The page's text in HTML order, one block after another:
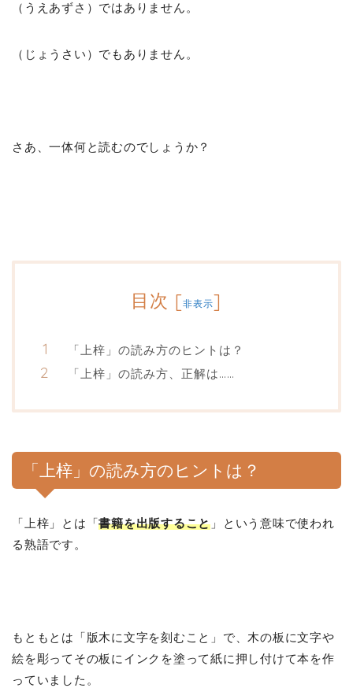
（うえあずさ）ではありません。
（じょうさい）でもありません。
さあ、一体何と読むのでしょうか？
目次 [非表示]
「上梓」の読み方のヒントは？
「上梓」の読み方、正解は……
「上梓」の読み方のヒントは？
「上梓」とは「書籍を出版すること 」という意味で使われ
る熟語です。
もともとは「版木に文字を刻むこと」で、木の板に文字や
絵を彫ってその板にインクを塗って紙に押し付けて本を作
っていました。